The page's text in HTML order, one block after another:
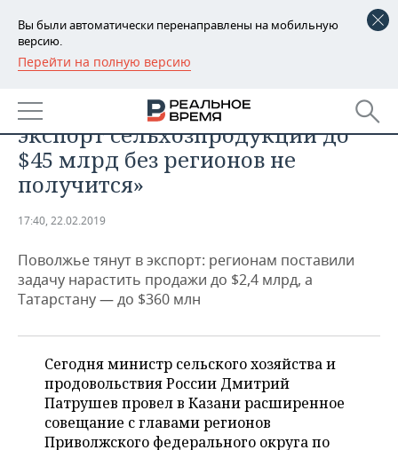
Вы были автоматически перенаправлены на мобильную
версию.
Перейти на полную версию
РЕГИОНЫ
БАШКОРТОСТАН
ТАТАРСТАН
УДМУРТИЯ
НОВОСТИ
АНАЛИТИКА
НОВОСТИ АНАЛИТИКИ
ДЕКЛАРАЦИИ О ДОХОДАХ
КОРОЛИ ГОСЗАКАЗА ПФО
ВУЗЫ ТАТАРСТАНА
ТОРГОВЫЕ ЦЕНТРЫ
ТАТАРСТАНА
ЭКОНОМИКА
НОВОСТИ ЭКОНОМИКИ
ФИНАНСЫ
БАНКИ
ИНВЕСТИЦИИ
ПРОМЫШЛЕННОСТЬ
НОВОСТИ
ПРОМЫШЛЕННОСТИ
МАШИНОСТРОЕНИЕ
НЕФТЕХИМИЯ
НЕФТЬ
НЕДВИЖИМОСТЬ
НОВОСТИ НЕДВИЖИМОСТИ
АВТО
НОВОСТИ БИЗНЕСА
РОЗНИЧНАЯ ТОРГОВЛЯ
ТЕХНОЛОГИИ
НОВОСТИ ТЕХНОЛОГИЙ
МЕРОПРИЯТИЯ
Дмитрий Патрушев: «Поднять
экспорт сельхозпродукции до
$45 млрд без регионов не
получится»
17:40, 22.02.2019
Поволжье тянут в экспорт: регионам поставили
задачу нарастить продажи до $2,4 млрд, а
Татарстану — до $360 млн
Сегодня министр сельского хозяйства и
продовольствия России Дмитрий
Патрушев провел в Казани расширенное
совещание с главами регионов
Приволжского федерального округа по